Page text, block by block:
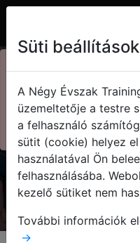
Süti beállítások
A Négy Évszak
üzemeltetője a testre
a felhasználó
sütit (cookie) helyez
használatával Ön
felhasználásába.
kezelő sütiket nem
További információk
→
73.
Olvasd